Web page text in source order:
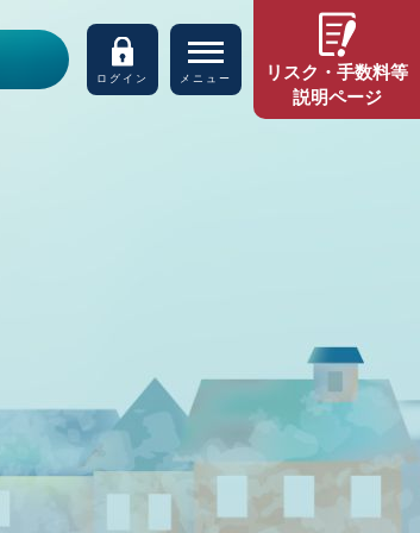
ログイン メニュー
リスク・手数料等
説明ページ